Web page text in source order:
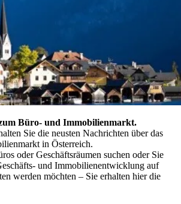
Büro- und Immobilienmarkt.
Sie die neusten Nachrichten über das
in Österreich.
oder Geschäftsräumen suchen oder Sie
und Immobilienentwicklung auf
werden möchten – Sie erhalten hier die